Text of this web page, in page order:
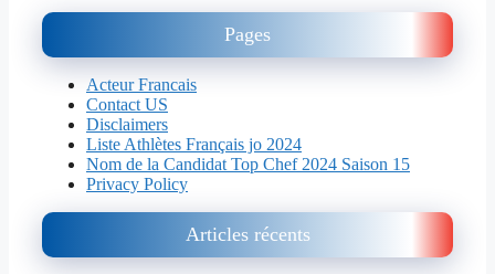
Pages
Acteur Francais
Contact US
Disclaimers
Liste Athlètes Français jo 2024
Nom de la Candidat Top Chef 2024 Saison 15
Privacy Policy
Articles récents